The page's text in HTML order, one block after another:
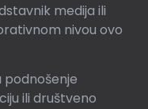
medija ili
nivou ovo
podnošenje
ili društveno